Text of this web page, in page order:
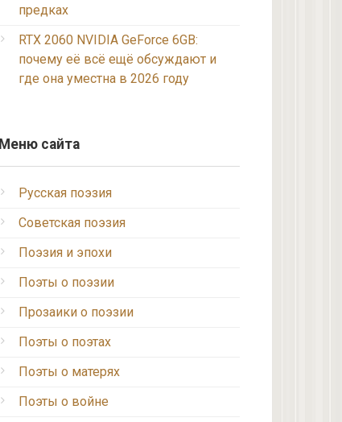
предках
RTX 2060 NVIDIA GeForce 6GB:
почему её всё ещё обсуждают и
где она уместна в 2026 году
Меню сайта
Русская поэзия
Советская поэзия
Поэзия и эпохи
Поэты о поэзии
Прозаики о поэзии
Поэты о поэтах
Поэты о матерях
Поэты о войне